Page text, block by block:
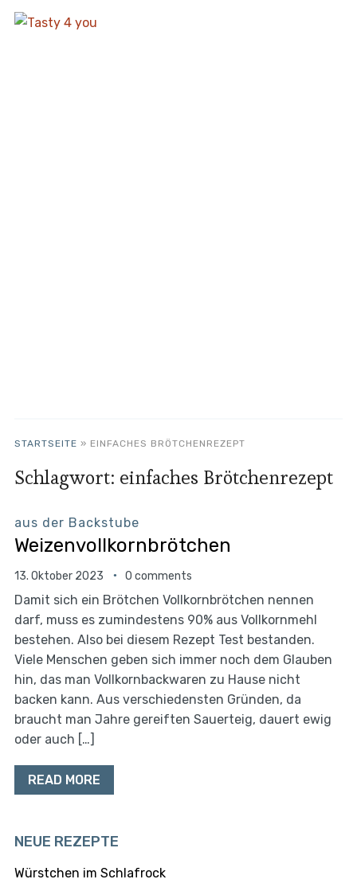
STARTSEITE » EINFACHES BRÖTCHENREZEPT
Schlagwort: einfaches Brötchenrezept
aus der Backstube
Weizenvollkornbrötchen
13. Oktober 2023 0 comments
Damit sich ein Brötchen Vollkornbrötchen nennen
darf, muss es zumindestens 90% aus Vollkornmehl
bestehen. Also bei diesem Rezept Test bestanden.
Viele Menschen geben sich immer noch dem Glauben
hin, das man Vollkornbackwaren zu Hause nicht
backen kann. Aus verschiedensten Gründen, da
braucht man Jahre gereiften Sauerteig, dauert ewig
oder auch […]
READ MORE
NEUE REZEPTE
Würstchen im Schlafrock